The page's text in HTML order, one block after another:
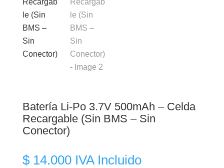
Batería Li-Po 3.7V 500mAh – Celda
Recargable (Sin BMS – Sin
Conector)
$14.000 IVA Incluido